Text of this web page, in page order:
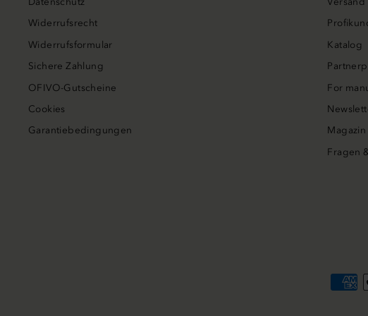
Widerrufsrecht
Widerrufsformular
Sichere Zahlung
OFIVO-Gutscheine
Cookies
Garantiebedingungen
Katalog
For
Magazin
Fragen